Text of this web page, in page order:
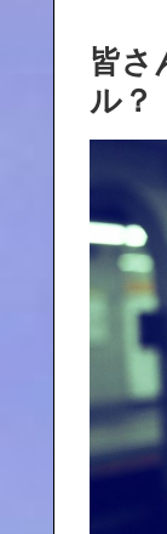
皆さ
ル？